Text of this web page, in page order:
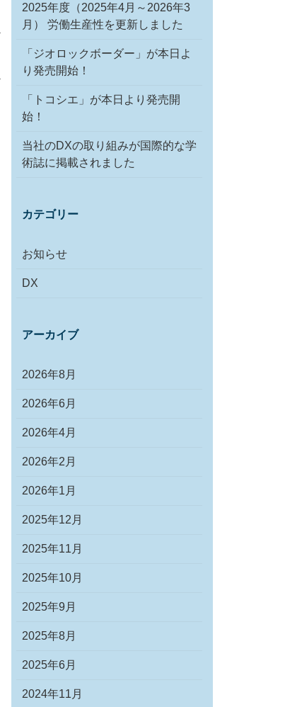
2025年度（2025年4月～2026年3
月） 労働生産性を更新しました
「ジオロックボーダー」が本日よ
り発売開始！
「トコシエ」が本日より発売開
始！
当社のDXの取り組みが国際的な学
術誌に掲載されました
カテゴリー
お知らせ
DX
アーカイブ
2026年8月
2026年6月
2026年4月
2026年2月
2026年1月
2025年12月
2025年11月
2025年10月
2025年9月
2025年8月
2025年6月
2024年11月